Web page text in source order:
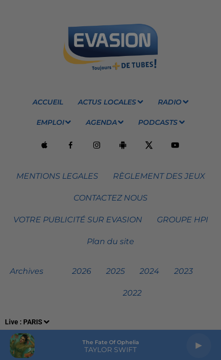
Live : PARIS
The Fate Of Ophelia
TAYLOR SWIFT
ACCUEIL ACTUS LOCALES RADIO
EMPLOI AGENDA PODCASTS
MENTIONS LEGALES RÈGLEMENT DES JEUX
CONTACTEZ NOUS
VOTRE PUBLICITÉ SUR EVASION GROUPE HPI
Plan du site
Archives 2026 2025 2024 2023
2022